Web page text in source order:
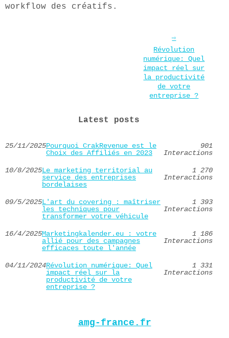
workflow des créatifs.
Révolution
numérique: Quel
impact réel sur
la productivité
de votre
entreprise ?
Latest posts
25/11/2025Pourquoi CrakRevenue est le
Choix des Affiliés en 2023
901
Interactions
10/8/2025Le marketing territorial au
service des entreprises
bordelaises
1 270
Interactions
09/5/2025L'art du covering : maîtriser
les techniques pour
transformer votre véhicule
1 393
Interactions
16/4/2025Marketingkalender.eu : votre
allié pour des campagnes
efficaces toute l'année
1 186
Interactions
04/11/2024Révolution numérique: Quel
impact réel sur la
productivité de votre
entreprise ?
1 331
Interactions
amg-france.fr